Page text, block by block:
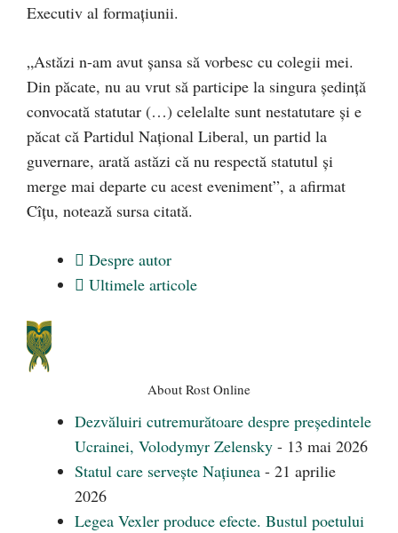
Executiv al formaţiunii.
„Astăzi n-am avut şansa să vorbesc cu colegii mei.
Din păcate, nu au vrut să participe la singura şedinţă
convocată statutar (…) celelalte sunt nestatutare şi e
păcat că Partidul Naţional Liberal, un partid la
guvernare, arată astăzi că nu respectă statutul şi
merge mai departe cu acest eveniment”, a afirmat
Cîţu, notează sursa citată.
Despre autor
Ultimele articole
About Rost Online
Dezvăluiri cutremurătoare despre președintele
Ucrainei, Volodymyr Zelensky - 13 mai 2026
Statul care servește Națiunea - 21 aprilie
2026
Legea Vexler produce efecte. Bustul poetului